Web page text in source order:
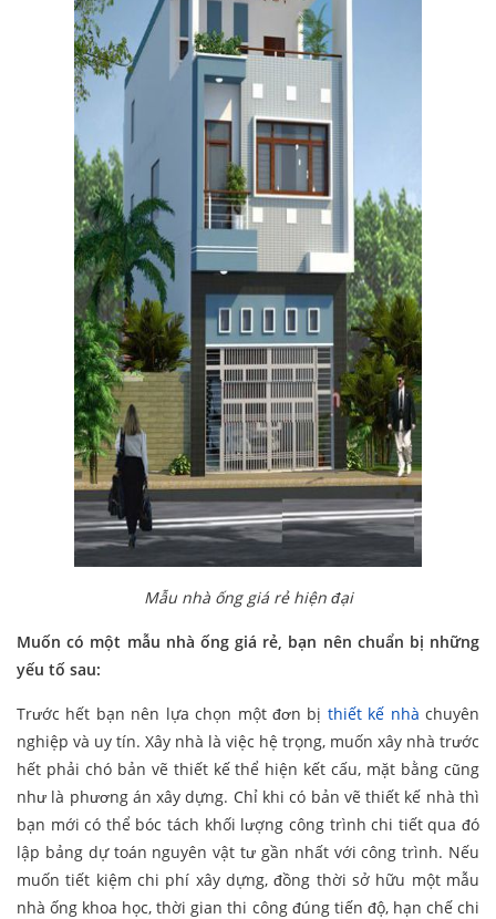
Mẫu nhà ống giá rẻ hiện đại
Muốn có một mẫu nhà ống giá rẻ, bạn nên chuẩn bị những
yếu tố sau:
Trước hết bạn nên lựa chọn một đơn bị thiết kế nhà chuyên
nghiệp và uy tín. Xây nhà là việc hệ trọng, muốn xây nhà trước
hết phải chó bản vẽ thiết kế thể hiện kết cấu, mặt bằng cũng
như là phương án xây dựng. Chỉ khi có bản vẽ thiết kế nhà thì
bạn mới có thể bóc tách khối lượng công trình chi tiết qua đó
lập bảng dự toán nguyên vật tư gần nhất với công trình. Nếu
muốn tiết kiệm chi phí xây dựng, đồng thời sở hữu một mẫu
nhà ống khoa học, thời gian thi công đúng tiến độ, hạn chế chi